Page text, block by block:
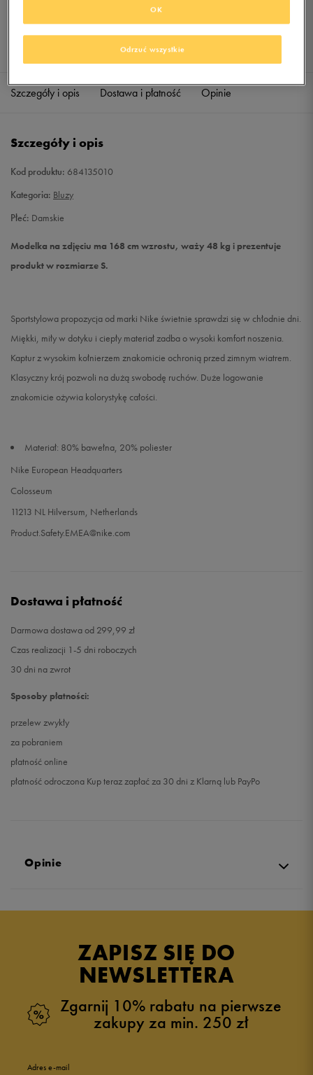
Powiadom o dostępności
S Powiadom o dostępności
Sprawdź dostępność w salonach
Szczegóły i opis Dostawa i płatność Opinie
Szczegóły i opis
Kod produktu: 684135010
Kategoria: Bluzy
Płeć: Damskie
Modelka na zdjęciu ma 168 cm wzrostu, waży 48 kg i prezentuje
produkt w rozmiarze S.
Sportstylowa propozycja od marki Nike świetnie sprawdzi się w chłodnie dni.
Miękki, miły w dotyku i ciepły materiał zadba o wysoki komfort noszenia.
Kaptur z wysokim kołnierzem znakomicie ochronią przed zimnym wiatrem.
Klasyczny krój pozwoli na dużą swobodę ruchów. Duże logowanie
znakomicie ożywia kolorystykę całości.
Materiał: 80% bawełna, 20% poliester
Nike European Headquarters
Colosseum
11213 NL Hilversum, Netherlands
Product.Safety.EMEA@nike.com
Dostawa i płatność
Darmowa dostawa od 299,99 zł
Czas realizacji 1-5 dni roboczych
30 dni na zwrot
Sposoby płatności:
przelew zwykły
za pobraniem
płatność online
płatność odroczona Kup teraz zapłać za 30 dni z Klarną lub PayPo
Opinie
ZAPISZ SIĘ DO
NEWSLETTERA
Zgarnij 10% rabatu na pierwsze
zakupy za min. 250 zł
Adres e-mail
Odrzuć wszystkie
OK